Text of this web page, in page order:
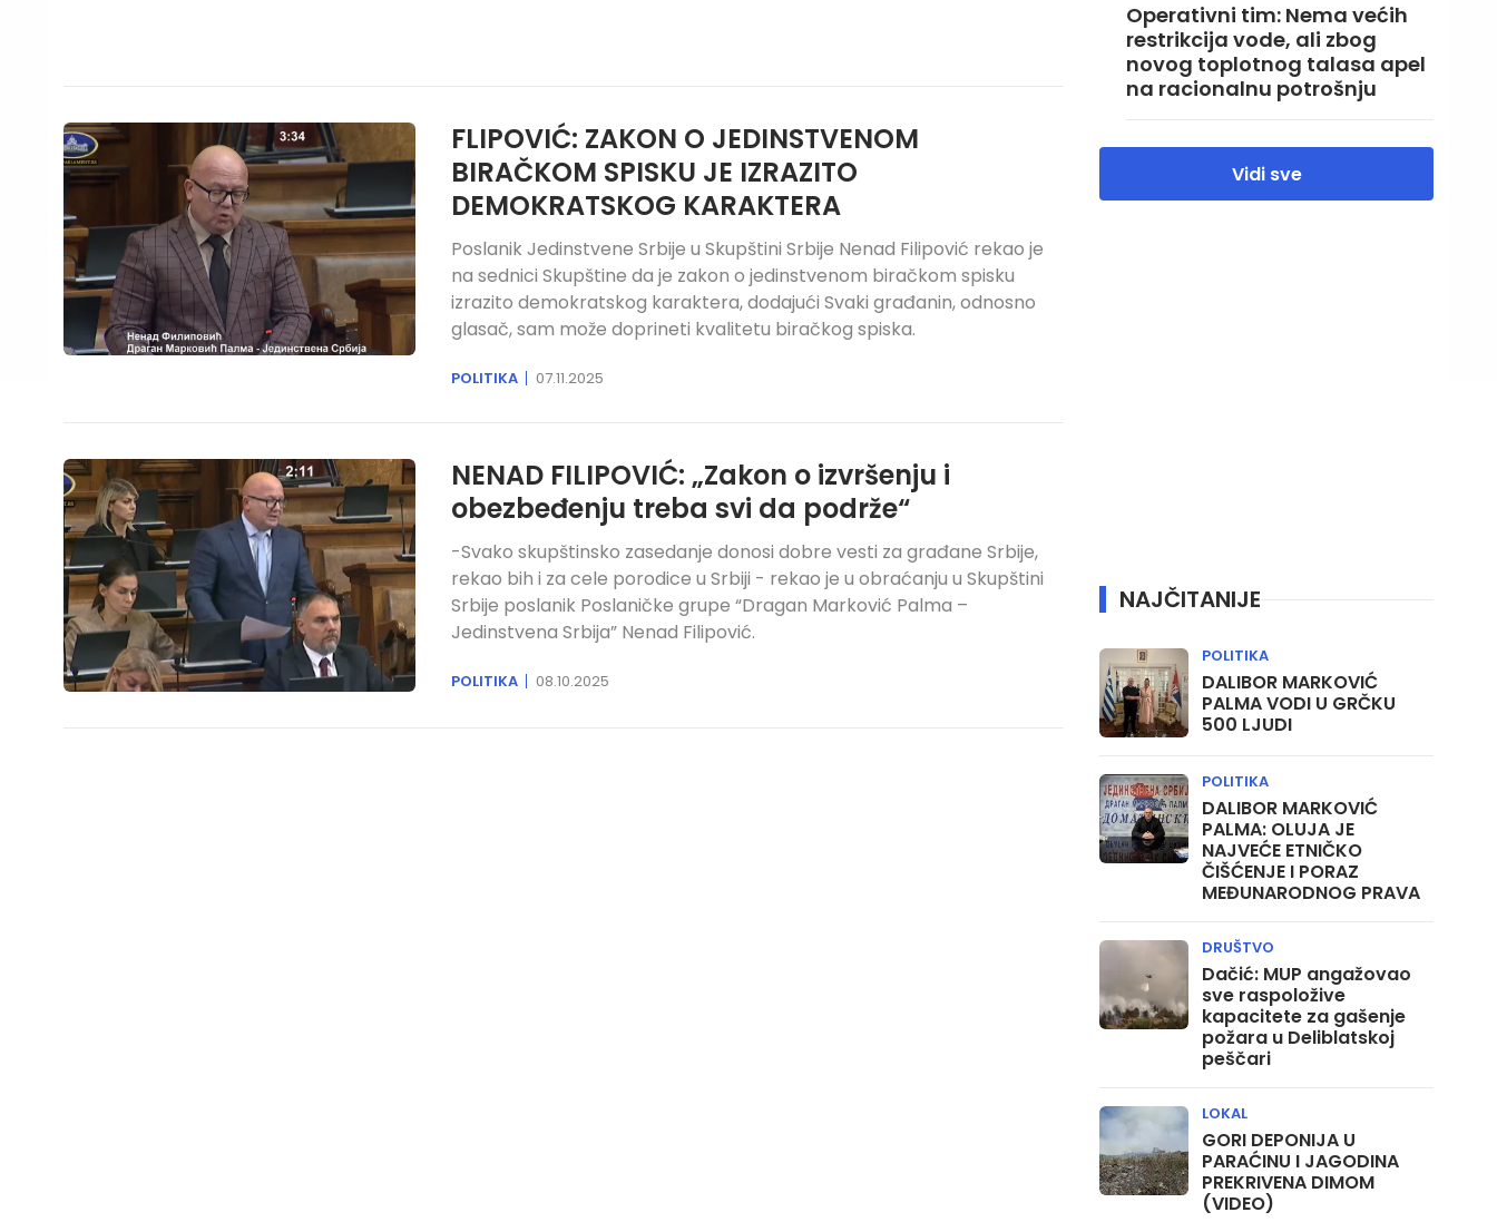
FLIPOVIĆ: ZAKON O JEDINSTVENOM
BIRAČKOM SPISKU JE IZRAZITO
DEMOKRATSKOG KARAKTERA
Poslanik Jedinstvene Srbije u Skupštini Srbije Nenad Filipović rekao je
na sednici Skupštine da je zakon o jedinstvenom biračkom spisku
izrazito demokratskog karaktera, dodajući Svaki građanin, odnosno
glasač, sam može doprineti kvalitetu biračkog spiska.
POLITIKA 07.11.2025
NENAD FILIPOVIĆ: „Zakon o izvršenju i
obezbeđenju treba svi da podrže“
-Svako skupštinsko zasedanje donosi dobre vesti za građane Srbije,
rekao bih i za cele porodice u Srbiji - rekao je u obraćanju u Skupštini
Srbije poslanik Poslaničke grupe “Dragan Marković Palma –
Jedinstvena Srbija” Nenad Filipović.
POLITIKA 08.10.2025
Operativni tim: Nema većih
restrikcija vode, ali zbog
novog toplotnog talasa apel
na racionalnu potrošnju
Vidi sve
NAJČITANIJE
DALIBOR MARKOVIĆ
PALMA VODI U GRČKU
500 LJUDI
POLITIKA
DALIBOR MARKOVIĆ
PALMA: OLUJA JE
NAJVEĆE ETNIČKO
ČIŠĆENJE I PORAZ
MEĐUNARODNOG PRAVA
POLITIKA
Dačić: MUP angažovao
sve raspoložive
kapacitete za gašenje
požara u Deliblatskoj
peščari
DRUŠTVO
GORI DEPONIJA U
PARAĆINU I JAGODINA
PREKRIVENA DIMOM
(VIDEO)
LOKAL